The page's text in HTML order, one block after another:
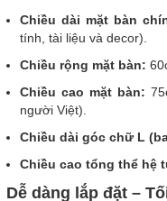
Chiều dài mặt bàn
tính, tài liệu và decor).
Chiều rộng mặt bàn:
Chiều cao mặt bàn:
người Việt).
Chiều dài góc chữ L
Chiều cao tổng thể hệ
Dễ dàng lắp đặt –